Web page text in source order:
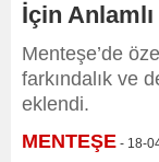
İçin
​​​​​​​Menteşe’de
farkındalık ve
eklendi.
MENTEŞE - 18-